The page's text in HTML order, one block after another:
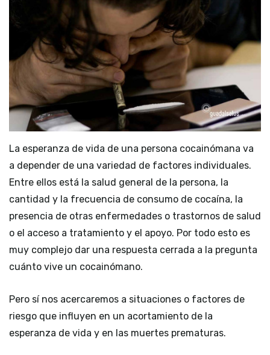
La esperanza de vida de una persona cocainómana va
a depender de una variedad de factores individuales.
Entre ellos está la salud general de la persona, la
cantidad y la frecuencia de consumo de cocaína, la
presencia de otras enfermedades o trastornos de salud
o el acceso a tratamiento y el apoyo. Por todo esto es
muy complejo dar una respuesta cerrada a la pregunta
cuánto vive un cocainómano.
Pero sí nos acercaremos a situaciones o factores de
riesgo que influyen en un acortamiento de la
esperanza de vida y en las muertes prematuras.